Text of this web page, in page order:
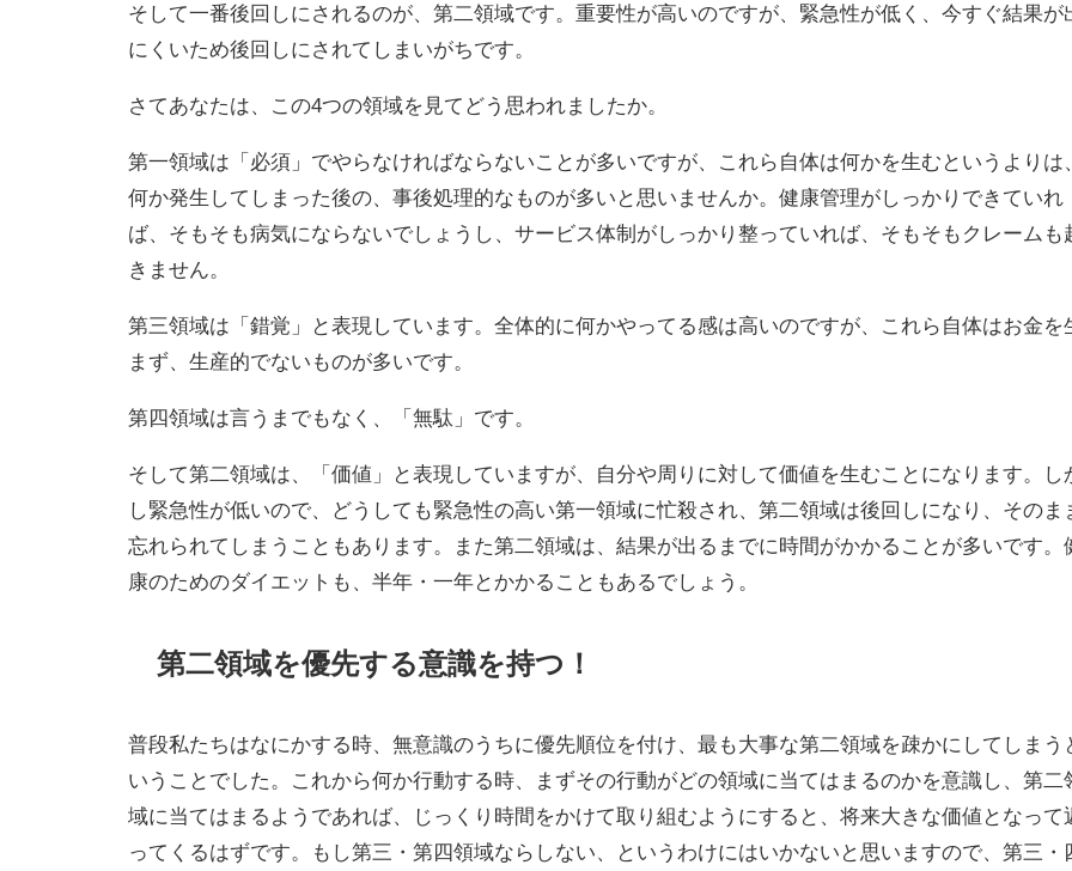
そして一番後回しにされるのが、第二領域です。重要性が高いのですが、緊急性が低く、今すぐ結果が
にくいため後回しにされてしまいがちです。
さてあなたは、この4つの領域を見てどう思われましたか。
第一領域は「必須」でやらなければならないことが多いですが、これら自体は何かを生むというよりは
何か発生してしまった後の、事後処理的なものが多いと思いませんか。健康管理がしっかりできていれ
ば、そもそも病気にならないでしょうし、サービス体制がしっかり整っていれば、そもそもクレームも
きません。
第三領域は「錯覚」と表現しています。全体的に何かやってる感は高いのですが、これら自体はお金を
まず、生産的でないものが多いです。
第四領域は言うまでもなく、「無駄」です。
そして第二領域は、「価値」と表現していますが、自分や周りに対して価値を生むことになります。し
し緊急性が低いので、どうしても緊急性の高い第一領域に忙殺され、第二領域は後回しになり、そのま
忘れられてしまうこともあります。また第二領域は、結果が出るまでに時間がかかることが多いです。
康のためのダイエットも、半年・一年とかかることもあるでしょう。
第二領域を優先する意識を持つ！
普段私たちはなにかする時、無意識のうちに優先順位を付け、最も大事な第二領域を疎かにしてしまう
いうことでした。これから何か行動する時、まずその行動がどの領域に当てはまるのかを意識し、第二
域に当てはまるようであれば、じっくり時間をかけて取り組むようにすると、将来大きな価値となって
ってくるはずです。もし第三・第四領域ならしない、というわけにはいかないと思いますので、第三・